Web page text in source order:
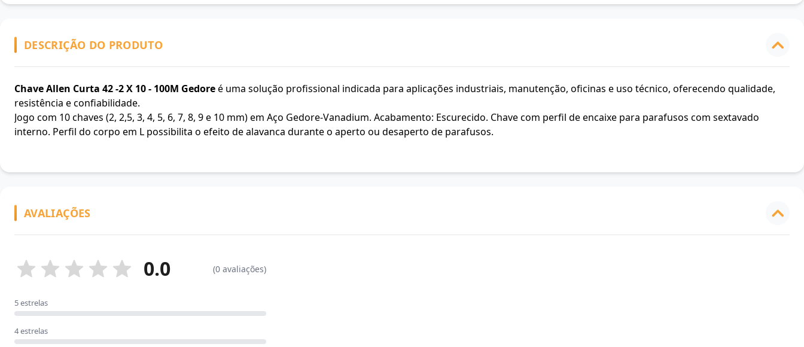
DESCRIÇÃO DO PRODUTO
Chave Allen Curta 42 -2 X 10 - 100M Gedoreé uma solução profissional indicada para aplicações industriais, manutenção, oficinas e uso técnico, oferecendo qualidade,
resistência e confiabilidade.
Jogo com 10 chaves (2, 2,5, 3, 4, 5, 6, 7, 8, 9 e 10 mm) em Aço Gedore-Vanadium. Acabamento: Escurecido. Chave com perfil de encaixe para parafusos com sextavado
interno. Perfil do corpo em L possibilita o efeito de alavanca durante o aperto ou desaperto de parafusos.
AVALIAÇÕES
0.0 (0 avaliações)
5 estrelas
4 estrelas